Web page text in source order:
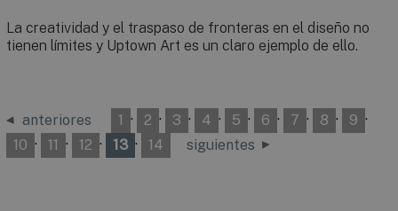
La creatividad y el traspaso de fronteras en el diseño no
tienen límites y Uptown Art es un claro ejemplo de ello.
anteriores 1 · 2 · 3 · 4 · 5 · 6 · 7 · 8 · 9 ·
10 · 11 · 12 · 13 · 14 siguientes